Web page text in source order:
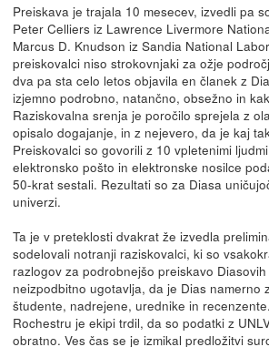
Preiskava je trajala 10 mesecev, izvedli pa
Peter Celliers iz Lawrence Livermore
Marcus D. Knudson iz Sandia National
preiskovalci niso strokovnjaki za ožje
dva pa sta celo letos objavila en članek z
izjemno podrobno, natančno, obsežno in
Raziskovalna srenja je poročilo sprejela z
opisalo dogajanje, in z nejevero, da je kaj
Preiskovalci so govorili z 10 vpletenimi
elektronsko pošto in elektronske nosilce
50-krat sestali. Rezultati so za Diasa
univerzi.
Ta je v preteklosti dvakrat že izvedla
sodelovali notranji raziskovalci, ki so
razlogov za podrobnejšo preiskavo
neizpodbitno ugotavlja, da je Dias namerno
študente, nadrejene, urednike in
Rochestru je ekipi trdil, da so podatki z
obratno. Ves čas se je izmikal predložitvi